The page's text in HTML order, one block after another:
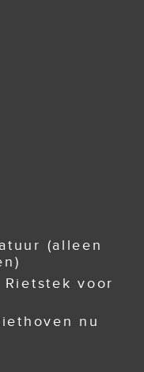
(alleen
voor
nu